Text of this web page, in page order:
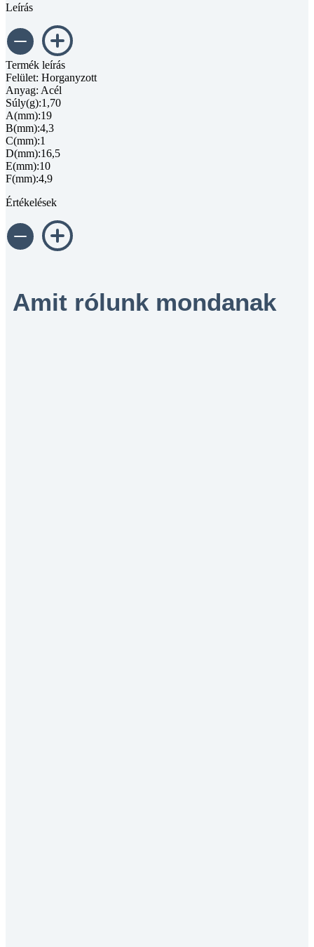
Leírás
Termék leírás
Felület: Horganyzott
Anyag: Acél
Súly(g):1,70
A(mm):19
B(mm):4,3
C(mm):1
D(mm):16,5
E(mm):10
F(mm):4,9
Értékelések
Amit rólunk mondanak